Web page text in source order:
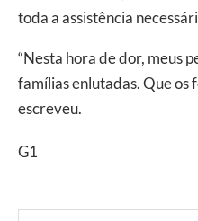
toda a assistência
“Nesta hora de dor, meus
famílias enlutadas. Que os
escreveu.
G1